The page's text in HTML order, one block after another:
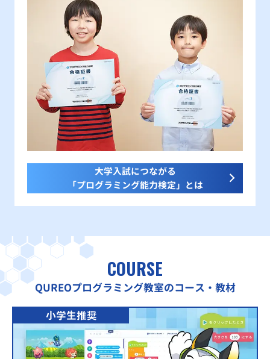
大学入試につながる
「プログラミング能力検定」とは
COURSE
QUREOプログラミング教室のコース・教材
小学生推奨